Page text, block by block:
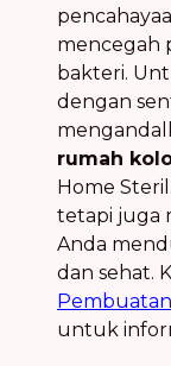
mencegah
bakteri.
dengan
rumah
Home
tetapi juga
Anda
dan sehat.
untuk